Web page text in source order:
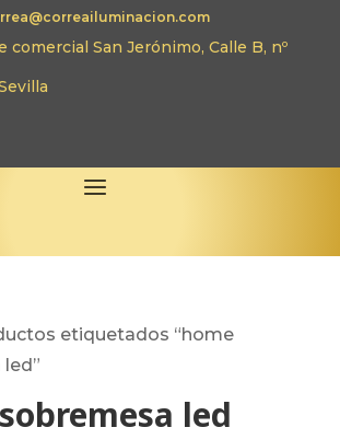
comercial San Jerónimo, Calle B, nº
etiquetados “home
led